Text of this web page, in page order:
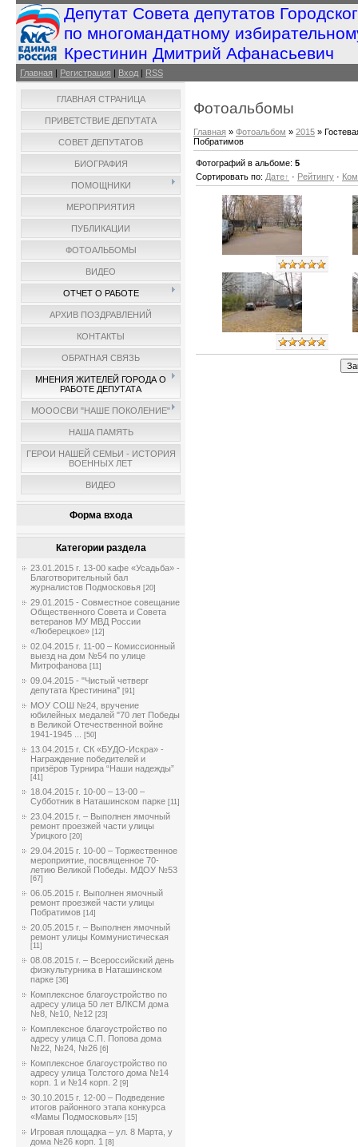
Депутат Совета депутатов
по многомандатному
Крестинин Дмитрий Афанасьевич
Главная | Регистрация | Вход | RSS
ГЛАВНАЯ СТРАНИЦА
ПРИВЕТСТВИЕ ДЕПУТАТА
СОВЕТ ДЕПУТАТОВ
БИОГРАФИЯ
ПОМОЩНИКИ
МЕРОПРИЯТИЯ
ПУБЛИКАЦИИ
ФОТОАЛЬБОМЫ
ВИДЕО
ОТЧЕТ О РАБОТЕ
АРХИВ ПОЗДРАВЛЕНИЙ
КОНТАКТЫ
ОБРАТНАЯ СВЯЗЬ
МНЕНИЯ ЖИТЕЛЕЙ ГОРОДА О
РАБОТЕ ДЕПУТАТА
МОООСВИ "НАШЕ ПОКОЛЕНИЕ"
НАША ПАМЯТЬ
ГЕРОИ НАШЕЙ СЕМЬИ - ИСТОРИЯ
ВОЕННЫХ ЛЕТ
ВИДЕО
Форма входа
Категории раздела
23.01.2015 г. 13-00 кафе «Усадьба» -
Благотворительный бал
журналистов Подмосковья [20]
29.01.2015 - Совместное совещание
Общественного Совета и Совета
ветеранов МУ МВД России
«Люберецкое» [12]
02.04.2015 г. 11-00 – Комиссионный
выезд на дом №54 по улице
Митрофанова [11]
09.04.2015 - "Чистый четверг
депутата Крестинина" [91]
МОУ СОШ №24, вручение
юбилейных медалей "70 лет Победы
в Великой Отечественной войне
1941-1945 ...
[50]
13.04.2015 г. СК «БУДО-Искра» -
Награждение победителей и
призёров Турнира “Наши надежды”
[41]
18.04.2015 г. 10-00 – 13-00 –
Субботник в Наташинском парке [11]
23.04.2015 г. – Выполнен ямочный
ремонт проезжей части улицы
Урицкого [20]
29.04.2015 г. 10-00 – Торжественное
мероприятие, посвященное 70-
летию Великой Победы. МДОУ №53
[67]
06.05.2015 г. Выполнен ямочный
ремонт проезжей части улицы
Побратимов [14]
20.05.2015 г. – Выполнен ямочный
ремонт улицы Коммунистическая
[11]
08.08.2015 г. – Всероссийский день
физкультурника в Наташинском
парке [36]
Комплексное благоустройство по
адресу улица 50 лет ВЛКСМ дома
№8, №10, №12 [23]
Комплексное благоустройство по
адресу улица С.П. Попова дома
№22, №24, №26 [6]
Комплексное благоустройство по
адресу улица Толстого дома №14
корп. 1 и №14 корп. 2 [9]
30.10.2015 г. 12-00 – Подведение
итогов районного этапа конкурса
«Мамы Подмосковья» [15]
Игровая площадка – ул. 8 Марта, у
дома №26 корп. 1 [8]
Фотоальбомы
Главная » Фотоальбом » 2015 »
Побратимов
Фотографий в альбоме: 5
Сортировать по: Дате · Рейтингу ·